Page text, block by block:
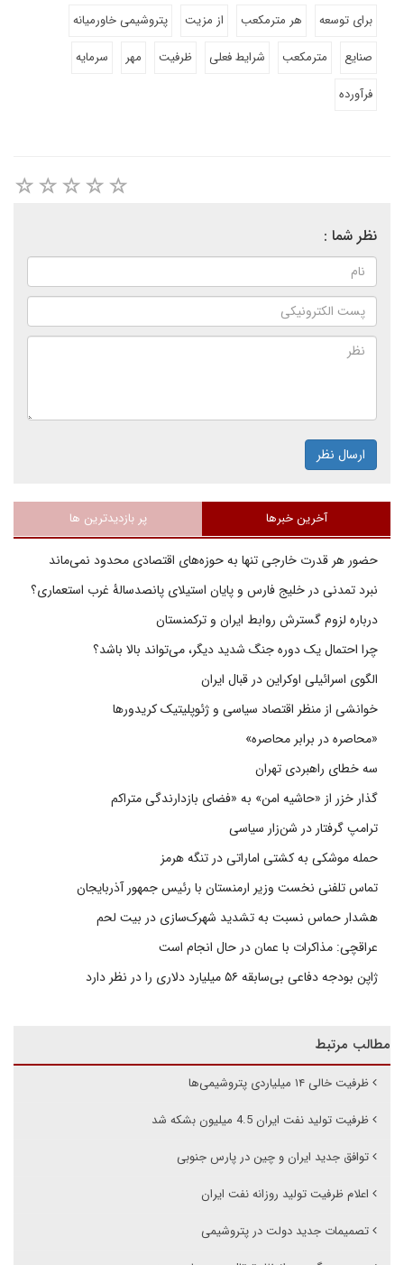
برای توسعه
هر مترمکعب از مزیت
پتروشیمی خاورمیانه
صنایع
مترمکعب شرایط فعلی ظرفیت مهر
سرمایه
فرآورده
نظر شما :
ارسال نظر
آخرین خبرها پر بازدیدترین ها
حضور هر قدرت خارجی تنها به حوزه‌های اقتصادی محدود نمی‌ماند
نبرد تمدنی در خلیج فارس و پایان استیلای پانصدسالۀ غرب استعماری؟
درباره لزوم گسترش روابط ایران و ترکمنستان
چرا احتمال یک دوره جنگ شدید دیگر، می‌تواند بالا باشد؟
الگوی اسرائیلی اوکراین در قبال ایران
خوانشی از منظر اقتصاد سیاسی و ژئوپلیتیک کریدورها
«محاصره در برابر محاصره»
سه خطای راهبردی تهران
گذار خزر از «حاشیه امن» به «فضای بازدارندگی متراکم
ترامپ گرفتار در شن‌زار سیاسی
حمله موشکی به کشتی اماراتی در تنگه هرمز
تماس تلفنی نخست وزیر ارمنستان با رئیس جمهور آذربایجان
هشدار حماس نسبت به تشدید شهرک‌سازی در بیت‌ لحم
عراقچی: مذاکرات با عمان در حال انجام است
ژاپن بودجه دفاعی بی‌سابقه ۵۶ میلیارد دلاری را در نظر دارد
مطالب مرتبط
ظرفیت خالی ۱۴ میلیاردی پتروشیمی‌ها
ظرفیت تولید نفت ایران 4.5 میلیون بشکه شد
توافق جدید ایران و چین در پارس‌ جنوبی
اعلام ظرفیت تولید روزانه نفت ایران
تصمیمات جدید دولت در پتروشیمی